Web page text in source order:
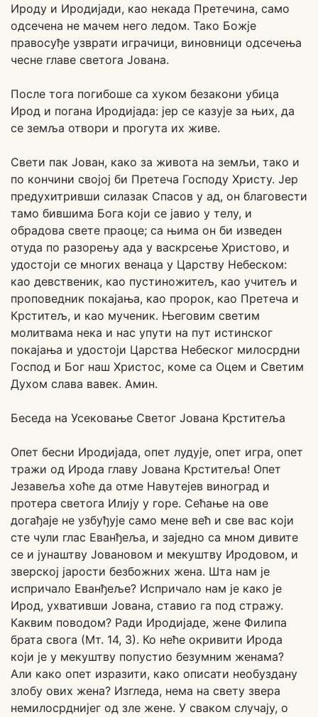
Ироду и Иродијади, као некада Претечина, само
одсечена не мачем него ледом. Тако Божје
правосуђе узврати играчици, виновници одсечења
чесне главе светога Јована.
После тога погибоше са хуком безакони убица
Ирод и погана Иродијада: јер се казује за њих, да
се земља отвори и прогута их живе.
Свети пак Јован, како за живота на земљи, тако и
по кончини својој би Претеча Господу Христу. Јер
предухитривши силазак Спасов у ад, он благовести
тамо бившима Бога који се јавио у телу, и
обрадова свете праоце; са њима он би изведен
отуда по разорењу ада у васкрсење Христово, и
удостоји се многих венаца у Царству Небеском:
као девственик, као пустиножитељ, као учитељ и
проповедник покајања, као пророк, као Претеча и
Крститељ, и као мученик. Његовим светим
молитвама нека и нас упути на пут истинског
покајања и удостоји Царства Небеског милосрдни
Господ и Бог наш Христос, коме са Оцем и Светим
Духом слава вавек. Амин.
Беседа на Усековање Светог Јована Крститеља
Опет бесни Иродијада, опет лудује, опет игра, опет
тражи од Ирода главу Јована Крститеља! Опет
Језавеља хоће да отме Навутејев виноград и
протера светога Илију у горе. Сећање на ове
догађаје не узбуђује само мене већ и све вас који
сте чули глас Еванђеља, и заједно са мном дивите
се и јунаштву Јовановом и мекуштву Иродовом, и
зверској јарости безбожних жена. Шта нам је
испричало Еванђеље? Испричало нам је како је
Ирод, ухвативши Јована, ставио га под стражу.
Каквим поводом? Ради Иродијаде, жене Филипа
брата свога (Мт. 14, 3). Ко неће окривити Ирода
који је у мекуштву попустио безумним женама?
Али како опет изразити, како описати необуздану
злобу ових жена? Изгледа, нема на свету звера
немилосрднијег од зле жене. У сваком случају, о